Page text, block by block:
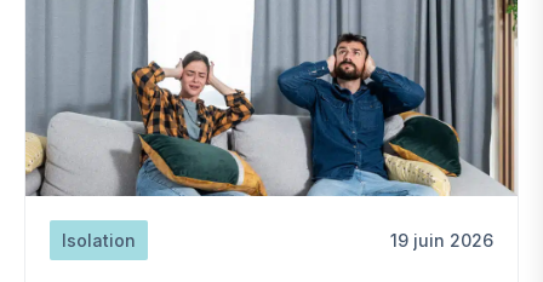
Isolation 19 juin 2026